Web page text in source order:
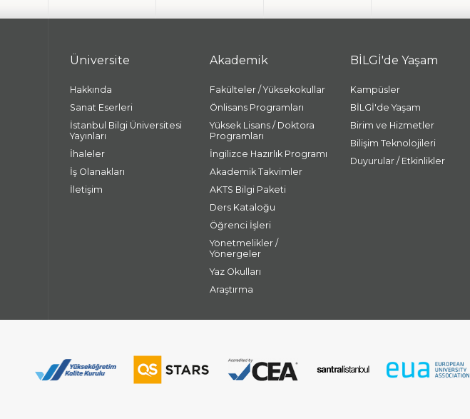
Üniversite
Hakkında
Sanat Eserleri
İstanbul Bilgi Üniversitesi
Yayınları
İhaleler
İş Olanakları
İletişim
Akademik
Fakülteler / Yüksekokullar
Önlisans Programları
Yüksek Lisans / Doktora
Programları
İngilizce Hazırlık Programı
Akademik Takvimler
AKTS Bilgi Paketi
Ders Kataloğu
Öğrenci İşleri
Yönetmelikler /
Yönergeler
Yaz Okulları
Araştırma
BİLGİ'de Yaşam
Kampüsler
BİLGİ'de Yaşam
Birim ve Hizmetler
Bilişim Teknolojileri
Duyurular / Etkinlikler